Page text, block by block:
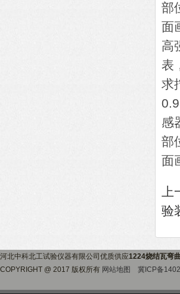
部
面
高
表
求
感
部
面
上
验
河北中科北工试验仪器有限公司优质供应1224烧结瓦弯
COPYRIGHT @ 2017 版权所有 网站地图 冀ICP备